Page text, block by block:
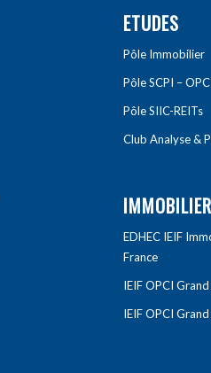
ETUDES
Pôle Immobilier
Pôle SCPI –
Pôle SIIC-REITs
Club Analyse &
EDHEC IEIF
France
IEIF OPCI
IEIF OPCI